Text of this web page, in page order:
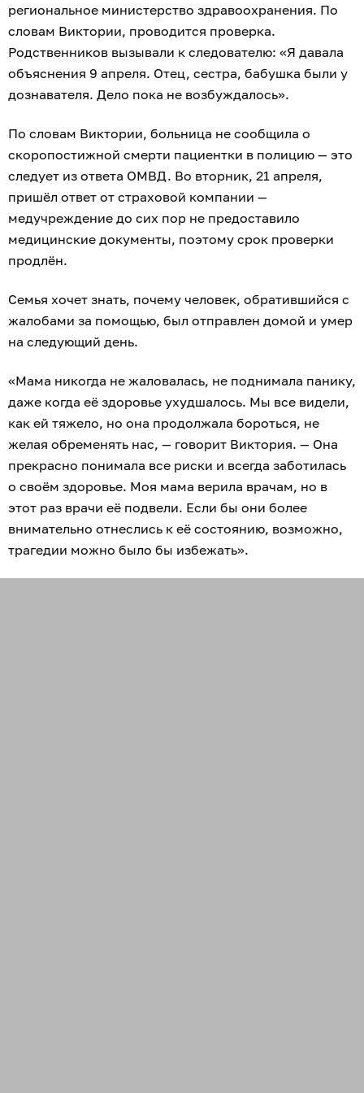
региональное министерство здравоохранения. По
словам Виктории, проводится проверка.
Родственников вызывали к следователю: «Я давала
объяснения 9 апреля. Отец, сестра, бабушка были у
дознавателя. Дело пока не возбуждалось».
По словам Виктории, больница не сообщила о
скоропостижной смерти пациентки в полицию — это
следует из ответа ОМВД. Во вторник, 21 апреля,
пришёл ответ от страховой компании —
медучреждение до сих пор не предоставило
медицинские документы, поэтому срок проверки
продлён.
Семья хочет знать, почему человек, обратившийся с
жалобами за помощью, был отправлен домой и умер
на следующий день.
«Мама никогда не жаловалась, не поднимала панику,
даже когда её здоровье ухудшалось. Мы все видели,
как ей тяжело, но она продолжала бороться, не
желая обременять нас, — говорит Виктория. — Она
прекрасно понимала все риски и всегда заботилась
о своём здоровье. Моя мама верила врачам, но в
этот раз врачи её подвели. Если бы они более
внимательно отнеслись к её состоянию, возможно,
трагедии можно было бы избежать».